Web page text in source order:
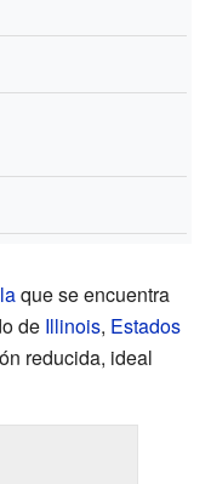
que se encuentra
de Illinois, Estados
reducida, ideal